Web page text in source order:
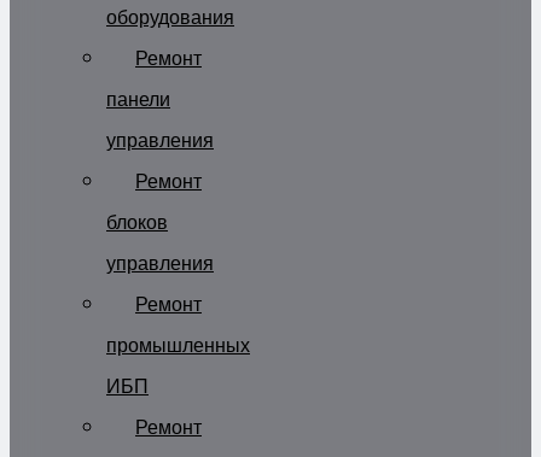
оборудования
Ремонт
панели
управления
Ремонт
блоков
управления
Ремонт
промышленных
ИБП
Ремонт